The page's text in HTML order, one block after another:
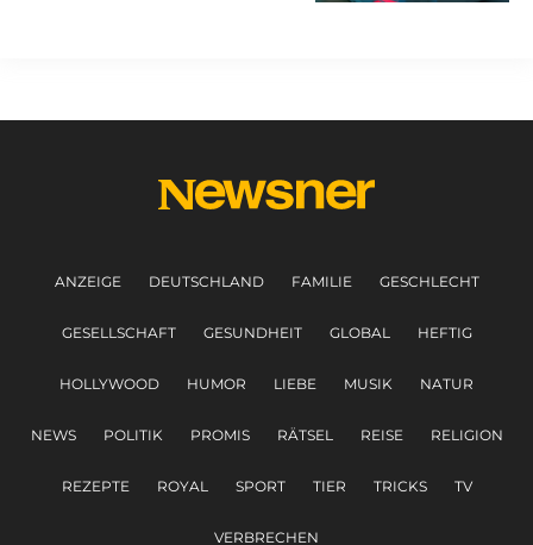
ANZEIGE DEUTSCHLAND FAMILIE GESCHLECHT
GESELLSCHAFT GESUNDHEIT GLOBAL HEFTIG
HOLLYWOOD HUMOR LIEBE MUSIK NATUR
NEWS POLITIK PROMIS RÄTSEL REISE RELIGION
REZEPTE ROYAL SPORT TIER TRICKS TV
VERBRECHEN